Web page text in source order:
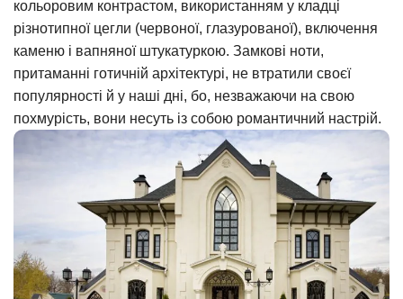
кольоровим контрастом, використанням у кладці
різнотипної цегли (червоної, глазурованої), включення
каменю і вапняної штукатуркою. Замкові ноти,
притаманні готичній архітектурі, не втратили своєї
популярності й у наші дні, бо, незважаючи на свою
похмурість, вони несуть із собою романтичний настрій.